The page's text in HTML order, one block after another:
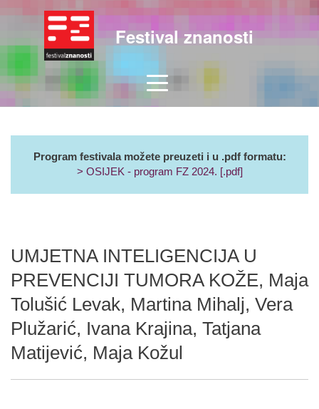
Festival znanosti
Program festivala možete preuzeti i u .pdf formatu:
> OSIJEK - program FZ 2024. [.pdf]
UMJETNA INTELIGENCIJA U
PREVENCIJI TUMORA KOŽE, Maja
Tolušić Levak, Martina Mihalj, Vera
Plužarić, Ivana Krajina, Tatjana
Matijević, Maja Kožul